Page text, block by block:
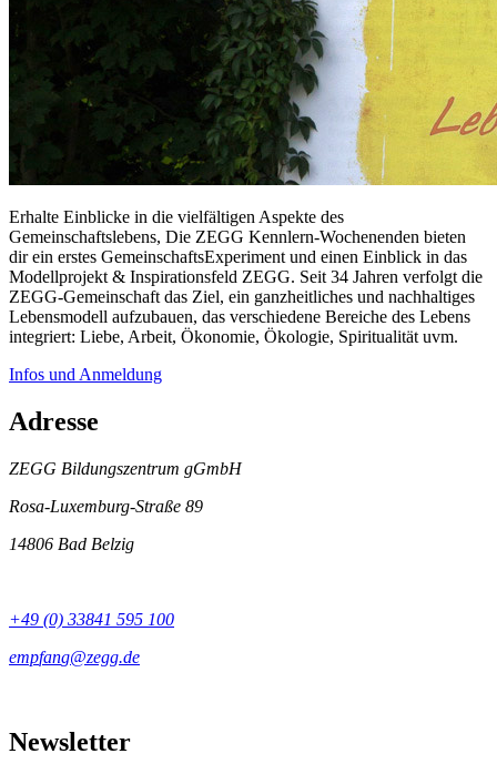
Erhalte Einblicke in die vielfältigen Aspekte des
Gemeinschaftslebens, Die ZEGG Kennlern-Wochenenden bieten
dir ein erstes GemeinschaftsExperiment und einen Einblick in das
Modellprojekt & Inspirationsfeld ZEGG. Seit 34 Jahren verfolgt die
ZEGG-Gemeinschaft das Ziel, ein ganzheitliches und nachhaltiges
Lebensmodell aufzubauen, das verschiedene Bereiche des Lebens
integriert: Liebe, Arbeit, Ökonomie, Ökologie, Spiritualität uvm.
Infos und Anmeldung
Adresse
ZEGG Bildungszentrum gGmbH
Rosa-Luxemburg-Straße 89
14806 Bad Belzig
+49 (0) 33841 595 100
Newsletter